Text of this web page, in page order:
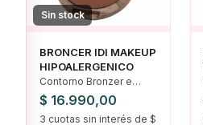
Sin stock
BRONCER IDI MAKEUP
HIPOALERGENICO
Contorno Bronzer e
iluminadores
$ 16.990,00
3 cuotas sin interés de $